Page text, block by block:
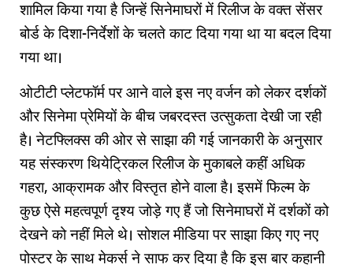
शामिल किया गया है जिन्हें सिनेमाघरों में रिलीज के वक्त सेंसर
बोर्ड के दिशा-निर्देशों के चलते काट दिया गया था या बदल दिया
गया था।
ओटीटी प्लेटफॉर्म पर आने वाले इस नए वर्जन को लेकर दर्शकों
और सिनेमा प्रेमियों के बीच जबरदस्त उत्सुकता देखी जा रही
है। नेटफ्लिक्स की ओर से साझा की गई जानकारी के अनुसार
यह संस्करण थियेट्रिकल रिलीज के मुकाबले कहीं अधिक
गहरा, आक्रामक और विस्तृत होने वाला है। इसमें फिल्म के
कुछ ऐसे महत्वपूर्ण दृश्य जोड़े गए हैं जो सिनेमाघरों में दर्शकों को
देखने को नहीं मिले थे। सोशल मीडिया पर साझा किए गए नए
पोस्टर के साथ मेकर्स ने साफ कर दिया है कि इस बार कहानी